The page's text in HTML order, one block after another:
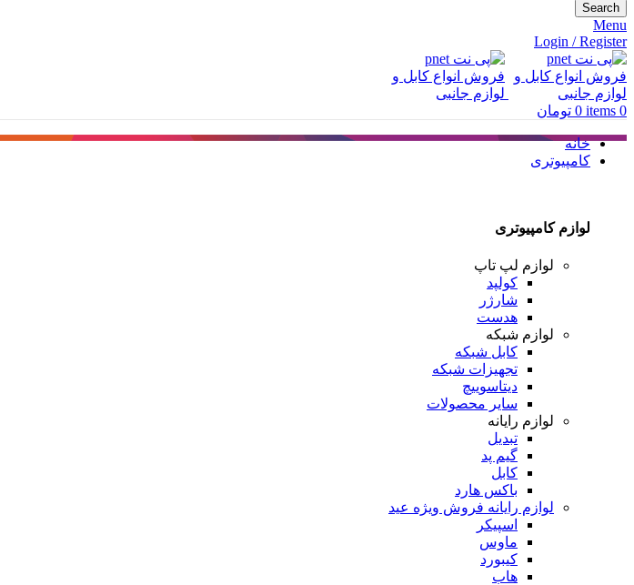
Search
Menu
Login / Register
0
items
0 تومان
خانه
کامپیوتری
لوازم کامپیوتری
لوازم لپ تاپ
کولپد
شارژر
هدست
لوازم شبکه
کابل شبکه
تجهیزات شبکه
دیتاسوییچ
سایر محصولات
لوازم رایانه
تبدیل
گیم پد
کابل
باکس هارد
لوازم رایانه فروش ویژه عید
اسپیکر
ماوس
کیبورد
هاب